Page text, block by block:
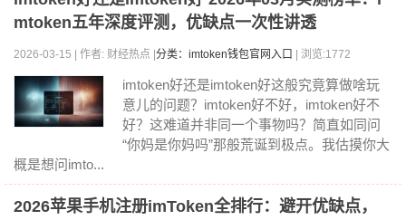
mtoken五年深度评测，优缺点一次性讲透
2026-03-15 | 作者: 财经热点 | 分类：imtoken钱包官网入口 | 浏览:1772
imtoken好还是imtoken好这般究竟算做啥玩
意儿的问题？imtoken好不好，imtoken好不
好？这难道并非同一个事物吗？简直如同问
“你妈是你妈吗”那般荒诞到极点。我估摸你大
概是想问imto...
2026苹果手机注册imToken全排行：避开优缺点，